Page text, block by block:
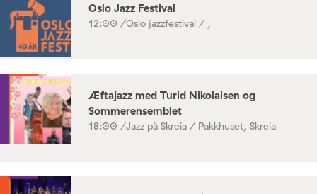
Oslo Jazz Festival
12:00 /Oslo jazzfestival / ,
Æftajazz med Turid Nikolaisen og
Sommerensemblet
18:00 /Jazz på Skreia / Pakkhuset, Skreia